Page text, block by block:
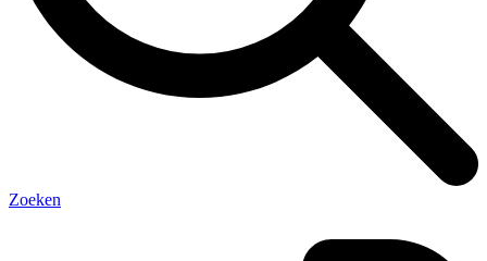
Zoeken